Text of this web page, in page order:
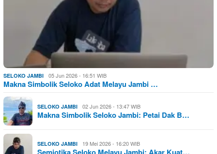
SELOKO JAMBI 05 Jun 2026 - 16:51 WIB
Makna Simbolik Seloko Adat Melayu Jambi …
SELOKO JAMBI 02 Jun 2026 - 13:47 WIB
Makna Simbolik Seloko Jambi: Petai Dak B…
SELOKO JAMBI 19 Mei 2026 - 16:20 WIB